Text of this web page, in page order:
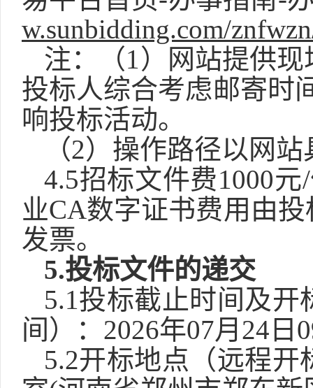
w.sunbidding.com/
注：（1）网站提供
投标人综合考虑邮寄时
响投标活动。
（2）操作路径以网
4.5招标文件费1000元
业CA数字证书费用由
发票。
5.投标文件的递交
5.1投标截止时间及
间）：2026年07月 24 日
5.2开标地点（远程